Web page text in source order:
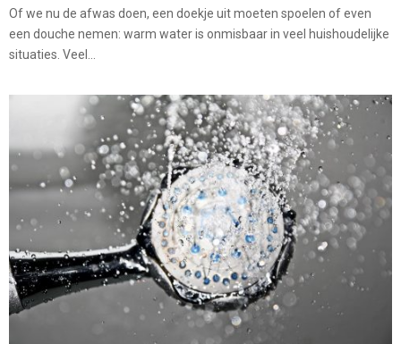
Of we nu de afwas doen, een doekje uit moeten spoelen of even
een douche nemen: warm water is onmisbaar in veel huishoudelijke
situaties. Veel...